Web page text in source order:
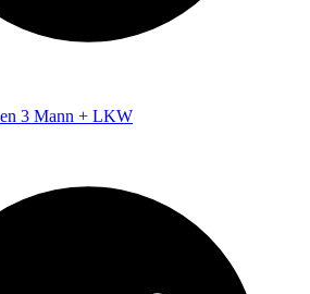
3 Mann + LKW